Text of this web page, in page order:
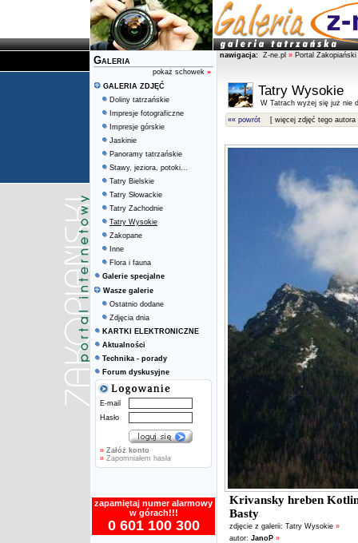
Galeria
pokaż schowek »
GALERIA ZDJĘĆ
Doliny tatrzańskie
Impresje fotograficzne
Impresje górskie
Jaskinie
Panoramy tatrzańskie
Stawy, jeziora, potoki...
Tatry Bielskie
Tatry Słowackie
Tatry Zachodnie
Tatry Wysokie
Zakopane
Inne
Flora i fauna
Galerie specjalne
Wasze galerie
Ostatnio dodane
Zdjęcia dnia
KARTKI ELEKTRONICZNE
Aktualności
Technika - porady
Forum dyskusyjne
E-mail
Hasło
» Załóż konto
» Zapomniałem hasła
zapamiętaj numer alarmowy
w górach!!!
0 601 100 300
nawigacja: Z-ne.pl » Portal Zakopiański
Tatry Wysokie
W Tatrach wyżej się już nie
«« powrót [ więcej zdjęć tego autora
Krivansky hreben
Basty
zdjęcie z galerii: Tatry Wysokie »
autor: JanoP »